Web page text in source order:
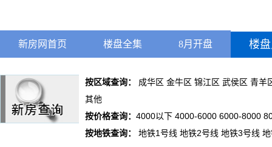
新房网首页 楼盘全集 8月开盘 楼
按区域查询： 成华区 金牛区 锦江区 武侯区 青羊
其他
按价格查询： 4000以下 4000-6000 6000-8000
按地铁查询：
地铁1号线 地铁2号线 地铁3号线